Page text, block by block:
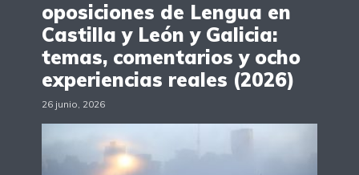
oposiciones de Lengua en
Castilla y León y Galicia:
temas, comentarios y ocho
experiencias reales (2026)
26 junio, 2026